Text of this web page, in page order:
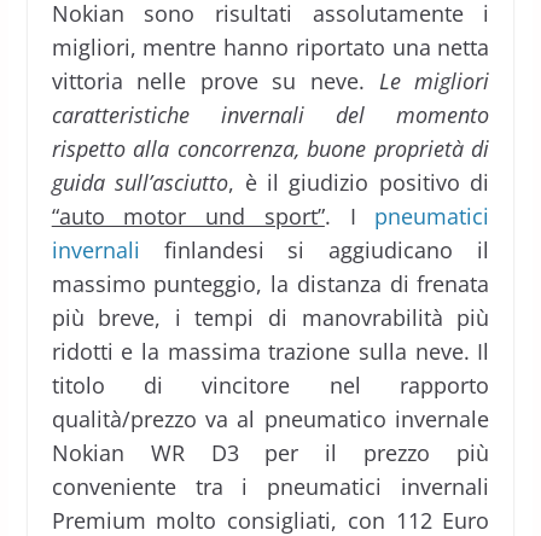
Nokian sono risultati assolutamente i
migliori, mentre hanno riportato una netta
vittoria nelle prove su neve. Le migliori
caratteristiche invernali del momento
rispetto alla concorrenza, buone proprietà di
guida sull’asciutto, è il giudizio positivo di
“auto motor und sport”. I pneumatici
invernali finlandesi si aggiudicano il
massimo punteggio, la distanza di frenata
più breve, i tempi di manovrabilità più
ridotti e la massima trazione sulla neve. Il
titolo di vincitore nel rapporto
qualità/prezzo va al pneumatico invernale
Nokian WR D3 per il prezzo più
conveniente tra i pneumatici invernali
Premium molto consigliati, con 112 Euro